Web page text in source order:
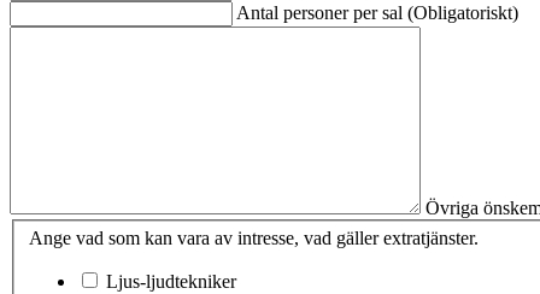
Antal personer per sal (Obligatoriskt)
Övriga
Ange vad som kan vara av intresse, vad gäller extratjänster.
Ljus-ljudtekniker